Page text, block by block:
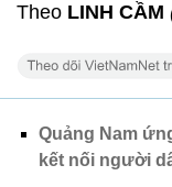
Theo LINH CẦM
Quảng Nam
kết nối người